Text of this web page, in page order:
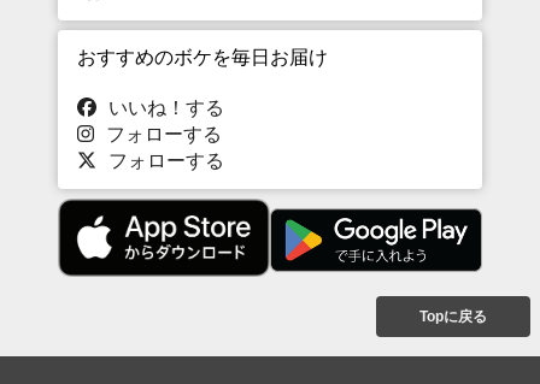
おすすめのボケを毎日お届け
いいね！する
フォローする
フォローする
Topに戻る